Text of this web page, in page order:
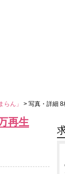
らん」 > 写真・詳細 8
再生